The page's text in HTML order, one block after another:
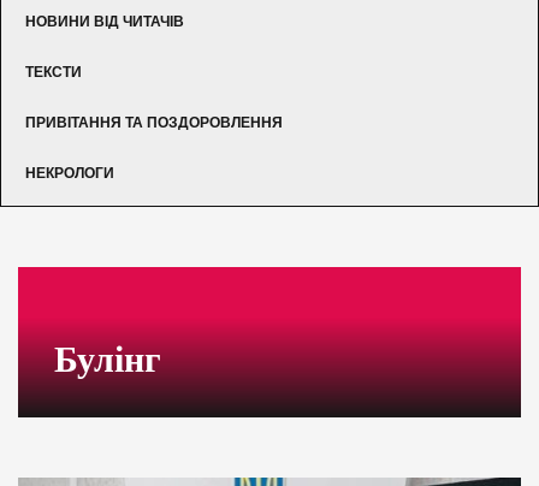
НОВИНИ ВІД ЧИТАЧІВ
ТЕКСТИ
ПРИВІТАННЯ ТА ПОЗДОРОВЛЕННЯ
НЕКРОЛОГИ
Булінг